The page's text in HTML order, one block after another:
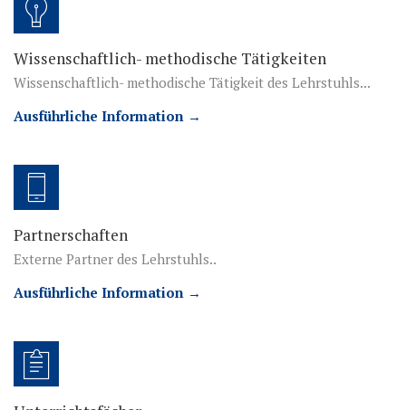
Wissenschaftlich- methodische Tätigkeiten
Wissenschaftlich- methodische Tätigkeit des Lehrstuhls...
Ausführliche Information →
Partnerschaften
Externe Partner des Lehrstuhls..
Ausführliche Information →